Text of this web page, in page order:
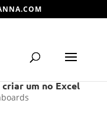
criar um no Excel